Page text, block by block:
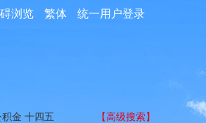
统一用户登录
繁体
浏览
积金 十四五 【高级搜索】